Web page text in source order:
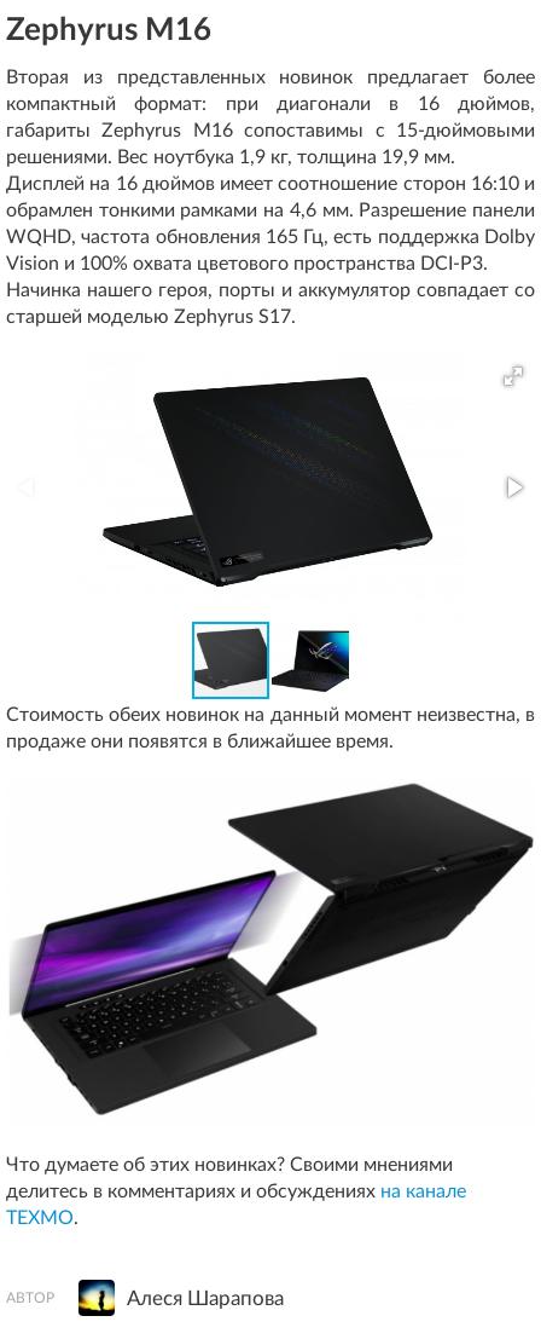
Zephyrus M16
Вторая из представленных новинок предлагает более
компактный формат: при диагонали в 16 дюймов,
габариты Zephyrus M16 сопоставимы с 15-дюймовыми
решениями. Вес ноутбука 1,9 кг, толщина 19,9 мм.
Дисплей на 16 дюймов имеет соотношение сторон 16:10 и
обрамлен тонкими рамками на 4,6 мм. Разрешение панели
WQHD, частота обновления 165 Гц, есть поддержка Dolby
Vision и 100% охвата цветового пространства DCI-P3.
Начинка нашего героя, порты и аккумулятор совпадает со
старшей моделью Zephyrus S17.
Стоимость обеих новинок на данный момент неизвестна, в
продаже они появятся в ближайшее время.
Что думаете об этих новинках? Своими мнениями
делитесь в комментариях и обсуждениях на канале
ТЕХМО.
АВТОР Алеся Шарапова